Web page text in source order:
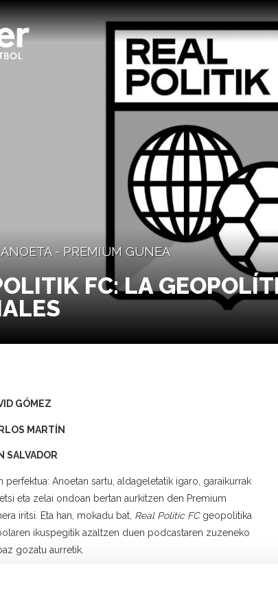
- PREMIUM GUNEA
FC: LA
GÓMEZ
MARTÍN
SALVADOR
perfektua: Anoetan sartu, aldageletatik igaro, garaikurrak
eta zelai ondoan bertan aurkitzen den Premium
iritsi. Eta han, mokadu bat, Real Politic FCgeopolitika
ikuspegitik azaltzen duen podcastaren zuzeneko
gozatu aurretik.